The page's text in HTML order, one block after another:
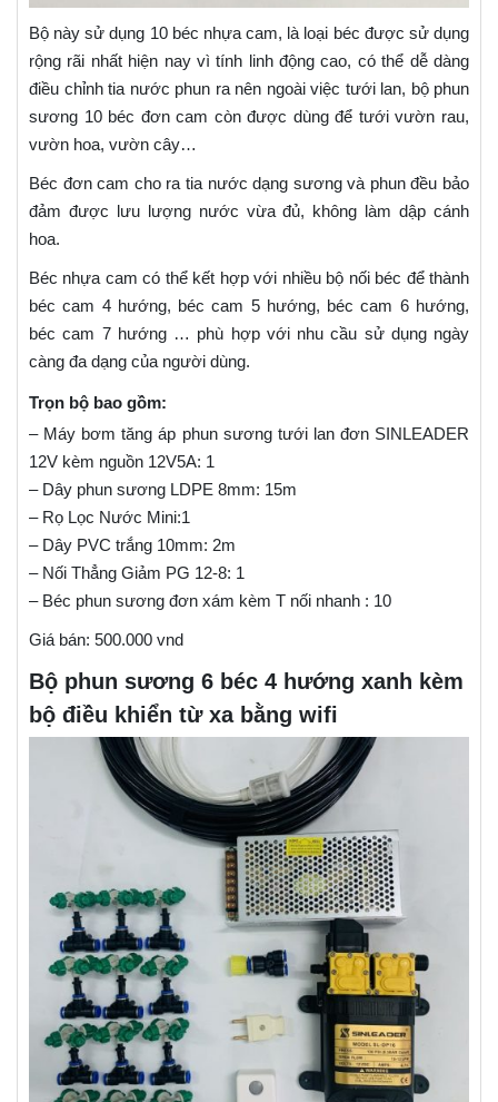
Bộ này sử dụng 10 béc nhựa cam, là loại béc được sử dụng
rộng rãi nhất hiện nay vì tính linh động cao, có thể dễ dàng
điều chỉnh tia nước phun ra nên ngoài việc tưới lan, bộ phun
sương 10 béc đơn cam còn được dùng để tưới vườn rau,
vườn hoa, vườn cây…
Béc đơn cam cho ra tia nước dạng sương và phun đều bảo
đảm được lưu lượng nước vừa đủ, không làm dập cánh
hoa.
Béc nhựa cam có thể kết hợp với nhiều bộ nối béc để thành
béc cam 4 hướng, béc cam 5 hướng, béc cam 6 hướng,
béc cam 7 hướng … phù hợp với nhu cầu sử dụng ngày
càng đa dạng của người dùng.
Trọn bộ bao gồm:
– Máy bơm tăng áp phun sương tưới lan đơn SINLEADER
12V kèm nguồn 12V5A: 1
– Dây phun sương LDPE 8mm: 15m
– Rọ Lọc Nước Mini:1
– Dây PVC trắng 10mm: 2m
– Nối Thẳng Giảm PG 12-8: 1
– Béc phun sương đơn xám kèm T nối nhanh : 10
Giá bán: 500.000 vnd
Bộ phun sương 6 béc 4 hướng xanh kèm
bộ điều khiển từ xa bằng wifi